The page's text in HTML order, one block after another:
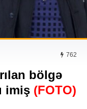
762
bölgə
imiş (FOTO)